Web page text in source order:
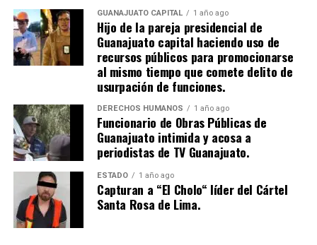
GUANAJUATO CAPITAL 1 año ago
Hijo de la pareja presidencial de
Guanajuato capital haciendo uso de
recursos públicos para promocionarse
al mismo tiempo que comete delito de
usurpación de funciones.
DERECHOS HUMANOS 1 año ago
Funcionario de Obras Públicas de
Guanajuato intimida y acosa a
periodistas de TV Guanajuato.
ESTADO 1 año ago
Capturan a “El Cholo“ líder del Cártel
Santa Rosa de Lima.